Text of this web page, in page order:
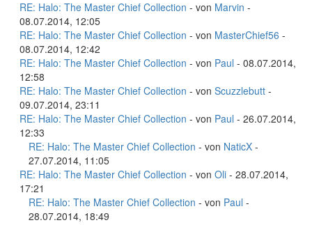
RE: Halo: The Master Chief Collection - von Marvin -
08.07.2014, 12:05
RE: Halo: The Master Chief Collection - von MasterChief56 -
08.07.2014, 12:42
RE: Halo: The Master Chief Collection - von Paul - 08.07.2014,
12:58
RE: Halo: The Master Chief Collection - von Scuzzlebutt -
09.07.2014, 23:11
RE: Halo: The Master Chief Collection - von Paul - 26.07.2014,
12:33
RE: Halo: The Master Chief Collection - von NaticX -
27.07.2014, 11:05
RE: Halo: The Master Chief Collection - von Oli - 28.07.2014,
17:21
RE: Halo: The Master Chief Collection - von Paul -
28.07.2014, 18:49